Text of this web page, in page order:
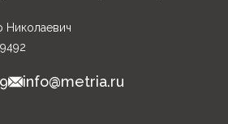
Николаевич
info@metria.ru